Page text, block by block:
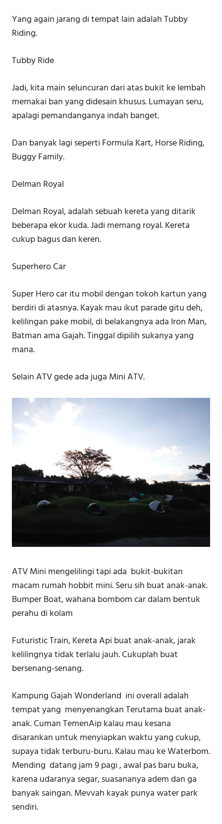
Yang again jarang di tempat lain adalah Tubby
Riding.
Tubby Ride
Jadi, kita main seluncuran dari atas bukit ke lembah
memakai ban yang didesain khusus. Lumayan seru,
apalagi pemandanganya indah banget.
Dan banyak lagi seperti Formula Kart, Horse Riding,
Buggy Family.
Delman Royal
Delman Royal, adalah sebuah kereta yang ditarik
beberapa ekor kuda. Jadi memang royal. Kereta
cukup bagus dan keren.
Superhero Car
Super Hero car itu mobil dengan tokoh kartun yang
berdiri di atasnya. Kayak mau ikut parade gitu deh,
kelilingan pake mobil, di belakangnya ada Iron Man,
Batman ama Gajah. Tinggal dipilih sukanya yang
mana.
Selain ATV gede ada juga Mini ATV.
ATV Mini mengelilingi tapi ada bukit-bukitan
macam rumah hobbit mini. Seru sih buat anak-anak.
Bumper Boat, wahana bombom car dalam bentuk
perahu di kolam
Futuristic Train, Kereta Api buat anak-anak, jarak
kelilingnya tidak terlalu jauh. Cukuplah buat
bersenang-senang.
Kampung Gajah Wonderland ini overall adalah
tempat yang menyenangkan Terutama​ buat anak-
anak. Cuman TemenAip kalau mau kesana
disarankan untuk menyiapkan waktu yang cukup,
supaya tidak terburu-buru. Kalau mau ke Waterbom.
Mending datang jam 9 pagi , awal pas baru buka,
karena udaranya segar, suasananya adem dan ga
banyak saingan. Mevvah kayak punya water park
sendiri.